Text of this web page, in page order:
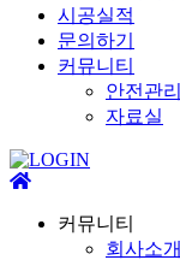
시공실적
문의하기
커뮤니티
안전관리
자료실
커뮤니티
회사소개